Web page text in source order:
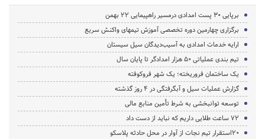
برپایی 30 پست امدادی درمسیر راهپیمایی 22 بهمن
برگزاری چهارمین دوره تخصصی آموزش تیمهای واکنش سریع
ارایه خدمات امدادی به آسیب‌دیدگان سیل سیستان
تیم بندی عملیاتی 50 هزار امدادگر تا پایان سال
یک ساختمان فروریخته؛ یک شهر فروکوفته
گزارش عملیات سیل و آبگرفتگی در 4 روز گذشته
توسعه توانبخشی به شرط تأمین منابع مالی
72 ساعت طلایی داریم که نباید از دست داد
20استقرار تیم نجات از آوار در محل حادثه پلاسکو